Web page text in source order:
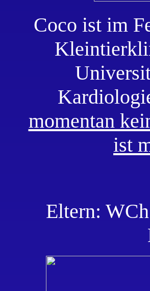
Coco ist im
momentan
ist
Eltern: W